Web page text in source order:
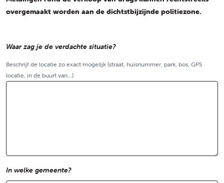
overgemaakt worden aan de dichtstbijzijnde politiezone.
Waar zag je de verdachte situatie?
Beschrijf de locatie zo exact mogelijk (straat, huisnummer, park, bos, GPS
locatie, in de buurt van...)
In welke gemeente?